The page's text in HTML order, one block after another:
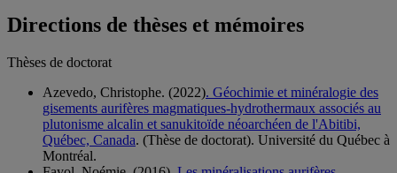
Directions de thèses et mémoires
Thèses de doctorat
Azevedo, Christophe. (2022). Géochimie et minéralogie des
gisements aurifères magmatiques-hydrothermaux associés au
plutonisme alcalin et sanukitoïde néoarchéen de l'Abitibi,
Québec, Canada. (Thèse de doctorat). Université du Québec à
Montréal.